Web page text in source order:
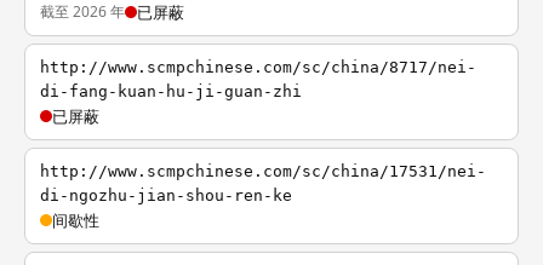
截至 2026 年 已屏蔽
http://www.scmpchinese.com/sc/china/8717/nei-
di-fang-kuan-hu-ji-guan-zhi
已屏蔽
http://www.scmpchinese.com/sc/china/17531/nei-
di-ngozhu-jian-shou-ren-ke
间歇性